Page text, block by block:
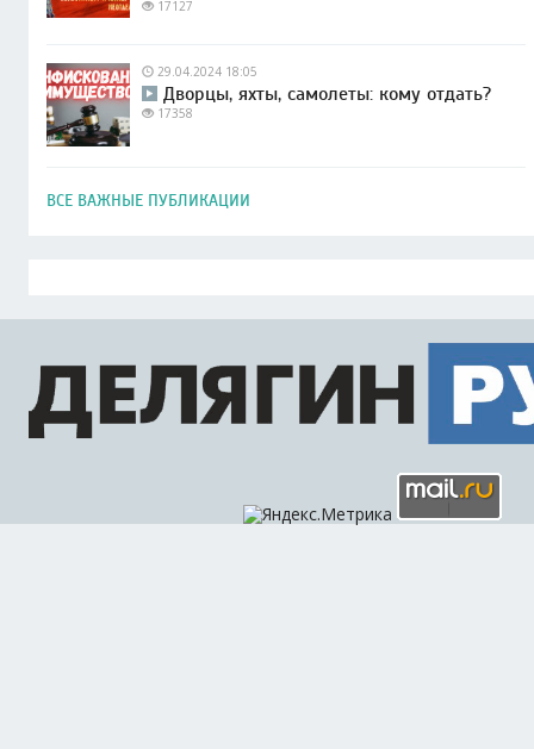
17127
29.04.2024 18:05
Дворцы, яхты, самолеты: кому отдать?
17358
ВСЕ ВАЖНЫЕ ПУБЛИКАЦИИ